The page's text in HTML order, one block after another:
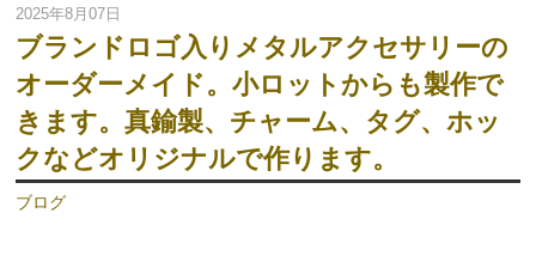
2025年8月07日
ブランドロゴ入りメタルアクセサリーの
オーダーメイド。小ロットからも製作で
きます。真鍮製、チャーム、タグ、ホッ
クなどオリジナルで作ります。
ブログ